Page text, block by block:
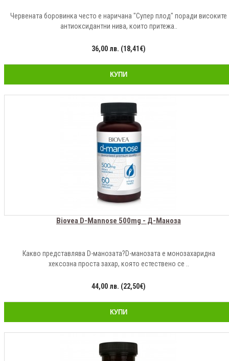
Червената боровинка често е наричана "Супер плод" поради високите
антиоксидантни нива, които притежа..
36,00 лв. (18,41€)
КУПИ
Biovea D-Mannose 500mg - Д-Маноза
Какво представлява D-манозата?D-манозата е монозахаридна
хексозна проста захар, която естествено се ..
44,00 лв. (22,50€)
КУПИ